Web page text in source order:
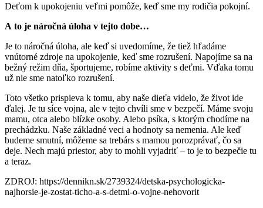
Deťom k upokojeniu veľmi pomôže, keď sme my rodičia pokojní.
A to je náročná úloha v tejto dobe…
Je to náročná úloha, ale keď si uvedomíme, že tiež hľadáme
vnútorné zdroje na upokojenie, keď sme rozrušení. Napojíme sa na
bežný režim dňa, športujeme, robíme aktivity s deťmi. Vďaka tomu
už nie sme natoľko rozrušení.
Toto všetko prispieva k tomu, aby naše dieťa videlo, že život ide
ďalej. Je tu síce vojna, ale v tejto chvíli sme v bezpečí. Máme svoju
mamu, otca alebo blízke osoby. Alebo psíka, s ktorým chodíme na
prechádzku. Naše základné veci a hodnoty sa nemenia. Ale keď
budeme smutní, môžeme sa trebárs s mamou porozprávať, čo sa
deje. Nech majú priestor, aby to mohli vyjadriť – to je to bezpečie tu
a teraz.
ZDROJ: https://dennikn.sk/2739324/detska-psychologicka-
najhorsie-je-zostat-ticho-a-s-detmi-o-vojne-nehovorit